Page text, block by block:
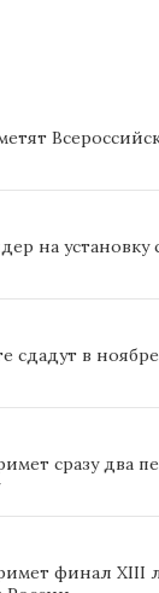
на
в
сразу два
финал XIII